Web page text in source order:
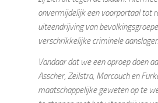
onvermijdelijk een voorportaal tot
uiteendrijving van
verschrikkelijke criminele
Vandaar dat we een oproep doen
Asscher, Zeilstra, Marcouch en
maatschappelijke geweten op te